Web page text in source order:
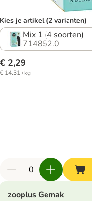
Kies je artikel (2 varianten)
Mix 1 (4 soorten)
714852.0
€ 2,29
€ 14,31 / kg
zooplus Gemak